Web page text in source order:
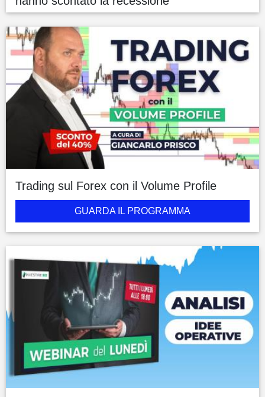
Trading sul Forex con il Volume Profile
GUARDA IL PROGRAMMA